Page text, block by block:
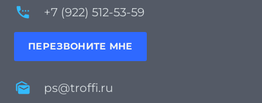
settings_phone +7 (922) 512-53-59
ПЕРЕЗВОНИТЕ МНЕ
mark_as_unread ps@troffi.ru